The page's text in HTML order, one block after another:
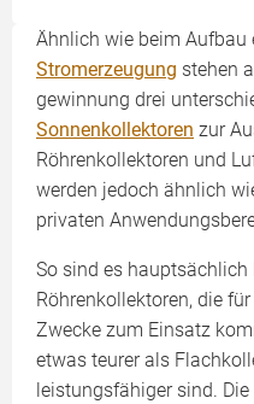
Ähnlich wie beim Aufbau
Stromerzeugung stehen
gewinnung drei
Sonnenkollektoren zur
Röhrenkollektoren und
werden jedoch ähnlich
privaten
So sind es hauptsächlich
Röhrenkollektoren, die
Zwecke zum Einsatz
etwas teurer als
leistungsfähiger sind.